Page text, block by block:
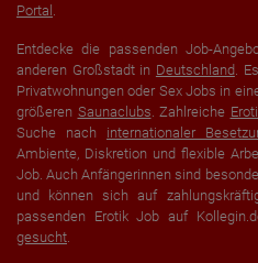
Portal
Entdecke die passenden Job-
anderen Großstadt in Deutschland .
Privatwohnungen oder Sex Jobs in
größeren Saunaclubs . Zahlreiche
Suche nach internationaler
Ambiente, Diskretion und flexible
Job. Auch Anfängerinnen sind
und können sich auf
passenden Erotik Job auf
gesucht